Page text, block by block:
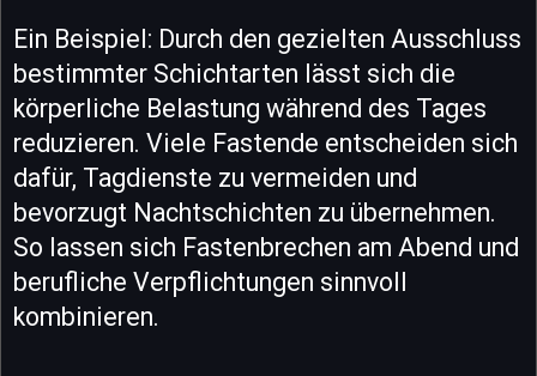
Ein Beispiel: Durch den gezielten Ausschluss
bestimmter Schichtarten lässt sich die
körperliche Belastung während des Tages
reduzieren. Viele Fastende entscheiden sich
dafür, Tagdienste zu vermeiden und
bevorzugt Nachtschichten zu übernehmen.
So lassen sich Fastenbrechen am Abend und
berufliche Verpflichtungen sinnvoll
kombinieren.